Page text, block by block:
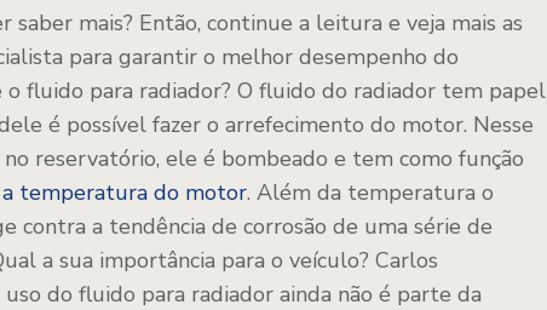
saber mais? Então, continue a leitura e veja mais as
para garantir o melhor desempenho do
o fluido para radiador? O fluido do radiador tem papel
é possível fazer o arrefecimento do motor. Nesse
reservatório, ele é bombeado e tem como função
temperatura do motor. Além da temperatura o
contra a tendência de corrosão de uma série de
a sua importância para o veículo? Carlos
do fluido para radiador ainda não é parte da